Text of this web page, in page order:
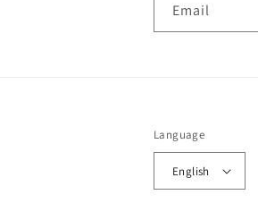
Email
Language
English